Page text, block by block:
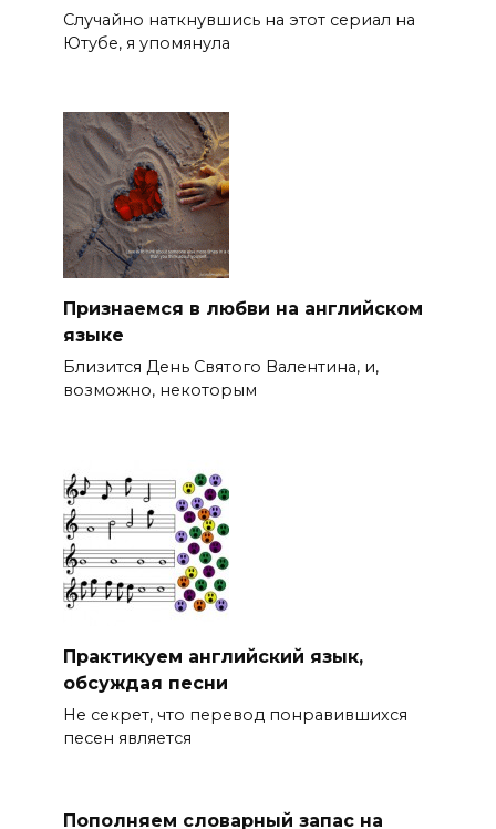
Случайно наткнувшись на этот сериал на
Ютубе, я упомянула
Признаемся в любви на английском
языке
Близится День Святого Валентина, и,
возможно, некоторым
Практикуем английский язык,
обсуждая песни
Не секрет, что перевод понравившихся
песен является
Пополняем словарный запас на